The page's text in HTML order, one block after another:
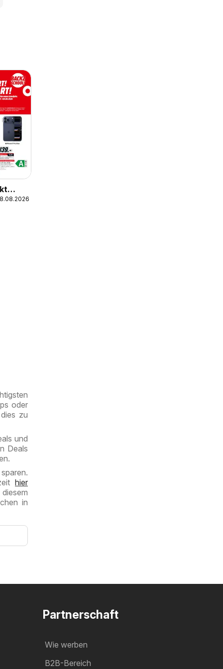
oder
zu
und
Deals
hier
in
Partnerschaft
Wie werben
B2B-Bereich